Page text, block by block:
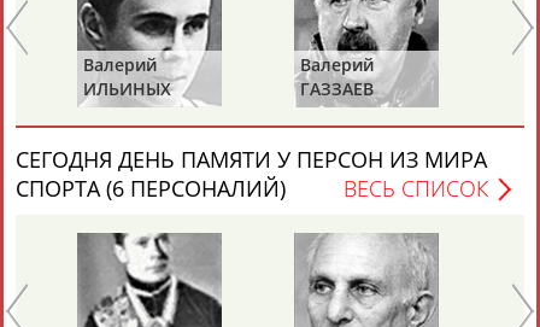
АБДУЛАЕВ
АБДУЛАЕВ
АБДУЛАЗИЗОВ АБДУЛБЕКОВ
АБДУЛДАУДОВАБДУЛЖАЛИЛОВАБДУЛКАГИРОВАБДУЛЛАЕВ
24 персон из 13181
ЕЩЁ ПЕРСОНЫ
Валерий
ИЛЬИНЫХ
Валерий
ГАЗЗАЕВ
СЕГОДНЯ ДЕНЬ ПАМЯТИ У ПЕРСОН ИЗ МИРА
СПОРТА (6 ПЕРСОНАЛИЙ)
ВЕСЬ СПИСОК